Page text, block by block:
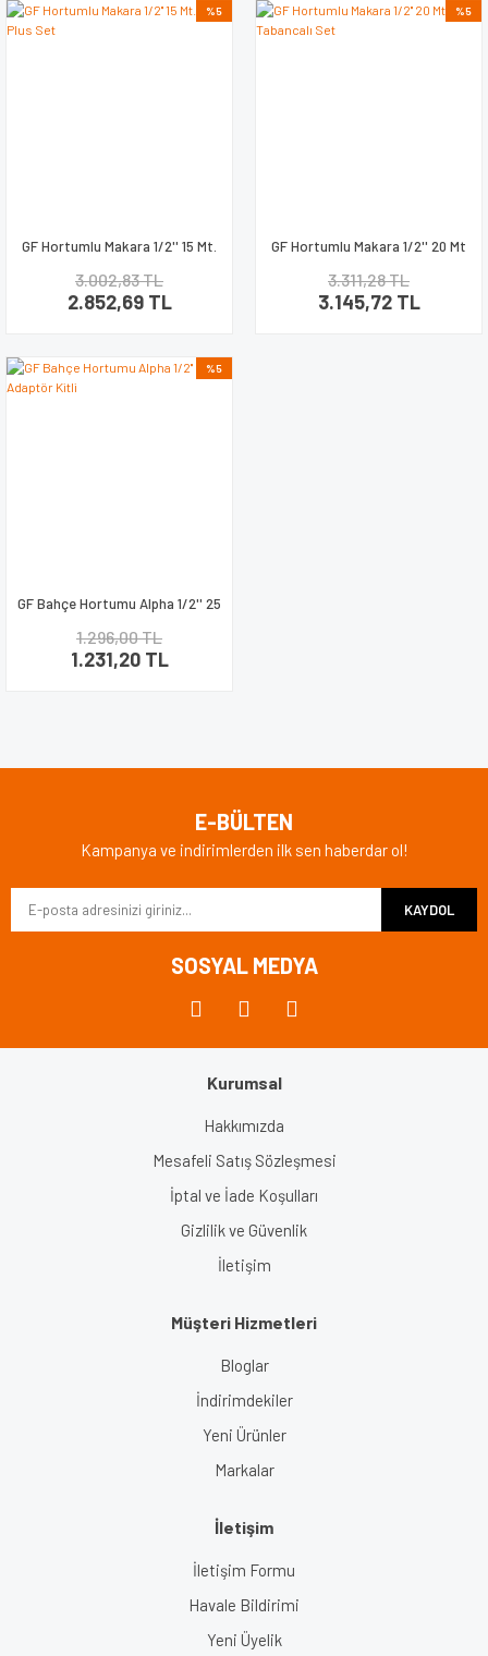
%5
GF Hortumlu Makara 1/2'' 15 Mt.
3.002,83 TL
2.852,69 TL
%5
GF Hortumlu Makara 1/2'' 20 Mt
3.311,28 TL
3.145,72 TL
%5
GF Bahçe Hortumu Alpha 1/2'' 25
1.296,00 TL
1.231,20 TL
E-BÜLTEN
Kampanya ve indirimlerden ilk sen haberdar ol!
KAYDOL
SOSYAL MEDYA
Kurumsal
Hakkımızda
Mesafeli Satış Sözleşmesi
İptal ve İade Koşulları
Gizlilik ve Güvenlik
İletişim
Müşteri Hizmetleri
Bloglar
İndirimdekiler
Yeni Ürünler
Markalar
İletişim
İletişim Formu
Havale Bildirimi
Yeni Üyelik